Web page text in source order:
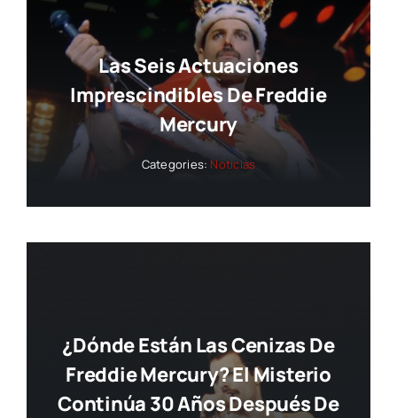
Las Seis Actuaciones
Imprescindibles De Freddie
Mercury
Categories: Noticias
¿Dónde Están Las Cenizas De
Freddie Mercury? El Misterio
Continúa 30 Años Después De